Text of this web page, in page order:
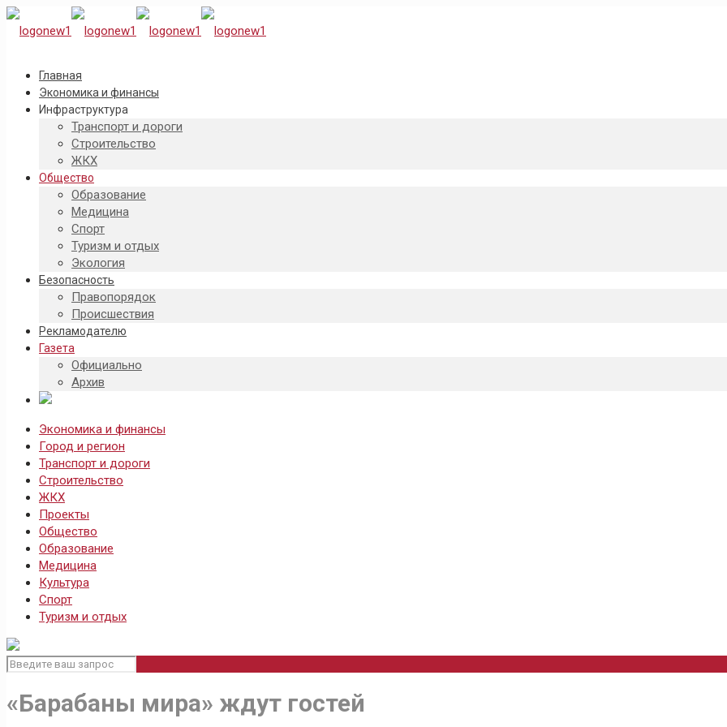
Главная
Экономика и финансы
Инфраструктура
Транспорт и дороги
Строительство
ЖКХ
Общество
Образование
Медицина
Спорт
Туризм и отдых
Экология
Безопасность
Правопорядок
Происшествия
Рекламодателю
Газета
Официально
Архив
Экономика и финансы
Город и регион
Транспорт и дороги
Строительство
ЖКХ
Проекты
Общество
Образование
Медицина
Культура
Спорт
Туризм и отдых
«Барабаны мира» ждут гостей